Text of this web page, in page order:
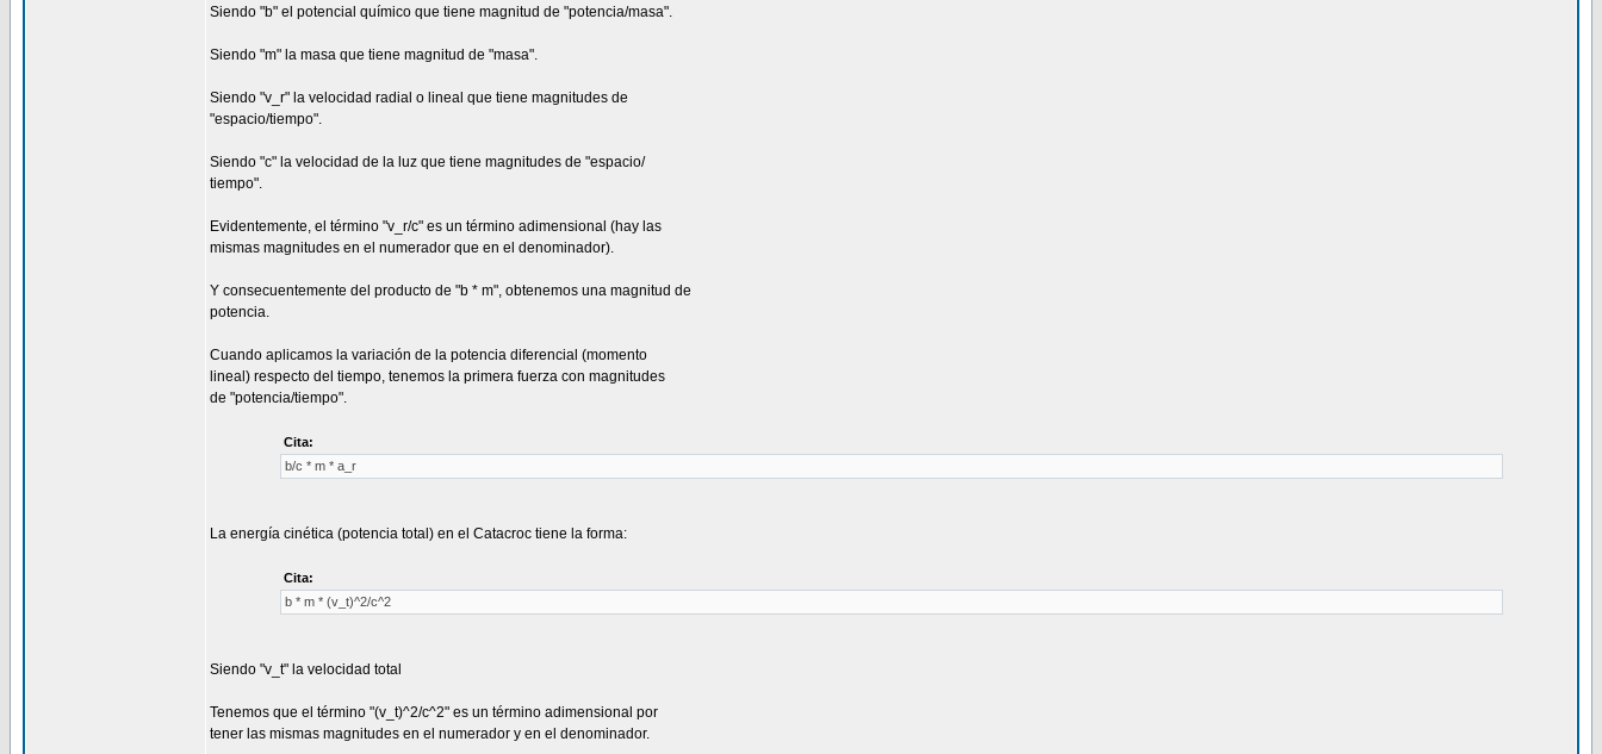
Siendo "b" el potencial químico que tiene magnitud de "potencia/masa".
Siendo "m" la masa que tiene magnitud de "masa".
Siendo "v_r" la velocidad radial o lineal que tiene magnitudes de
"espacio/tiempo".
Siendo "c" la velocidad de la luz que tiene magnitudes de "espacio/
tiempo".
Evidentemente, el término "v_r/c" es un término adimensional (hay las
mismas magnitudes en el numerador que en el denominador).
Y consecuentemente del producto de "b * m", obtenemos una magnitud de
potencia.
Cuando aplicamos la variación de la potencia diferencial (momento
lineal) respecto del tiempo, tenemos la primera fuerza con magnitudes
de "potencia/tiempo".
Cita:
b/c * m * a_r
La energía cinética (potencia total) en el Catacroc tiene la forma:
Cita:
b * m * (v_t)^2/c^2
Siendo "v_t" la velocidad total
Tenemos que el término "(v_t)^2/c^2" es un término adimensional por
tener las mismas magnitudes en el numerador y en el denominador.